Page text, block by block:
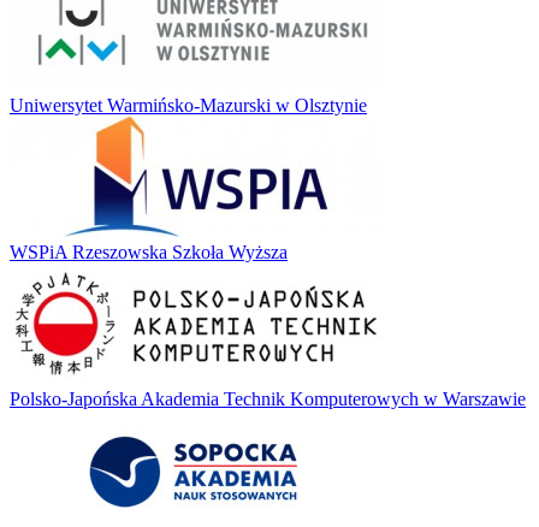
Uniwersytet Warmińsko-Mazurski w Olsztynie
WSPiA Rzeszowska Szkoła Wyższa
Polsko-Japońska Akademia Technik Komputerowych w Warszawie